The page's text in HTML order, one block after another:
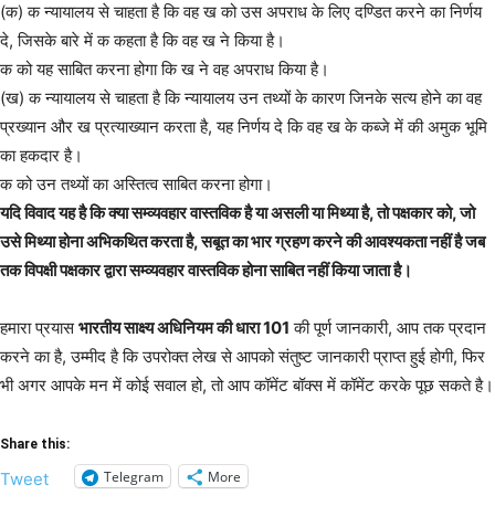
(क) क न्यायालय से चाहता है कि वह ख को उस अपराध के लिए दण्डित करने का निर्णय
दे, जिसके बारे में क कहता है कि वह ख ने किया है।
क को यह साबित करना होगा कि ख ने वह अपराध किया है।
(ख) क न्यायालय से चाहता है कि न्यायालय उन तथ्यों के कारण जिनके सत्य होने का वह
प्रख्यान और ख प्रत्याख्यान करता है, यह निर्णय दे कि वह ख के कब्जे में की अमुक भूमि
का हकदार है।
क को उन तथ्यों का अस्तित्व साबित करना होगा।
यदि विवाद यह है कि क्या सम्व्यवहार वास्तविक है या असली या मिथ्या है, तो पक्षकार को, जो
उसे मिथ्या होना अभिकथित करता है, सबूत का भार ग्रहण करने की आवश्यकता नहीं है जब
तक विपक्षी पक्षकार द्वारा सम्व्यवहार वास्तविक होना साबित नहीं किया जाता है।
हमारा प्रयासभारतीय साक्ष्य अधिनियम की धारा 101 की पूर्ण जानकारी, आप तक प्रदान
करने का है, उम्मीद है कि उपरोक्त लेख से आपको संतुष्ट जानकारी प्राप्त हुई होगी, फिर
भी अगर आपके मन में कोई सवाल हो, तो आप कॉमेंट बॉक्स में कॉमेंट करके पूछ सकते है।
Share this:
Tweet Telegram More